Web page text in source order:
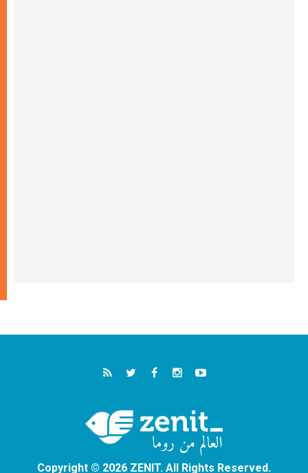
Copyright © 2026 ZENIT. All Rights Reserved.